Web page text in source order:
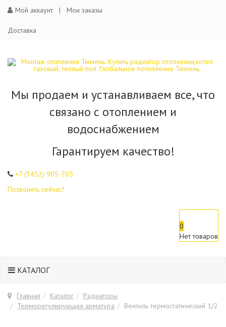
Мой аккаунт Мои заказы
Доставка
Мы продаем и устанавливаем все, что
связано с отоплением и
водоснабжением
Гарантируем качество!
+7 (3452) 905-705
Позвонить сейчас!
0
Нет товаров
КАТАЛОГ
Главная Каталог
Радиаторы
Терморегулирующая арматура
Вентиль термостатический 1/2